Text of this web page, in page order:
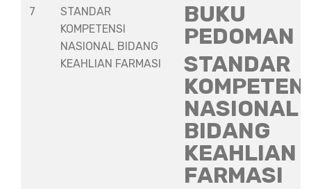
7
STANDAR
KOMPETENSI
NASIONAL BIDANG
KEAHLIAN FARMASI
BUKU
PEDOMAN
STANDAR
NASIONAL
BIDANG
KEAHLIAN
FARMASI